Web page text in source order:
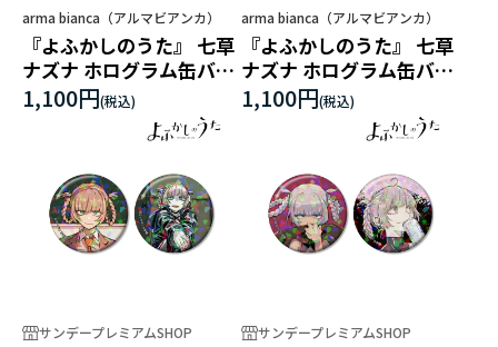
arma bianca（アルマビアンカ）
『よふかしのうた』 七草
ナズナ ホログラム缶バッ
ジ2個セット ver.B
1,100円
arma bianca（アルマビアンカ）
『よふかしのうた』 七草
ナズナ ホログラム缶バッ
ジ2個セット ver.C
1,100円
サンデープレミアムSHOP
サンデープレミアムSHOP